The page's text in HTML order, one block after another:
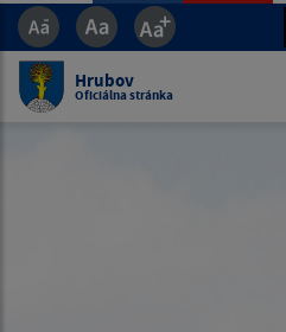
Hrubov
Oficiálna stránka